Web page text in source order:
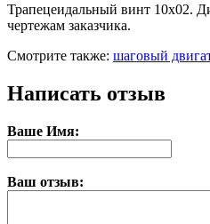
Трапецеидальный винт 10x02.
чертежам заказчика.
Смотрите также: шаговый
Написать отзыв
Ваше Имя:
Ваш отзыв: